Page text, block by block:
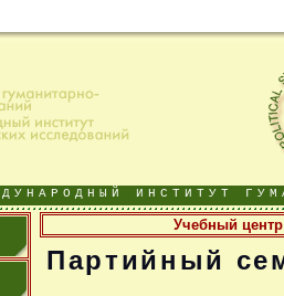
ИНСТИТУТ
Учебный центр
Партийный